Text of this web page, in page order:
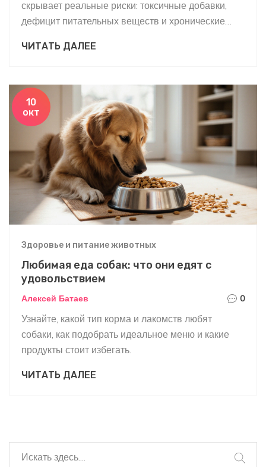
скрывает реальные риски: токсичные добавки,
дефицит питательных веществ и хронические
защитить здоровье питомца.
ЧИТАТЬ ДАЛЕЕ
10
окт
Здоровье и питание животных
Любимая еда собак: что они едят с
удовольствием
Алексей Батаев 0
Узнайте, какой тип корма и лакомств любят
собаки, как подобрать идеальное меню и какие
продукты стоит избегать.
ЧИТАТЬ ДАЛЕЕ